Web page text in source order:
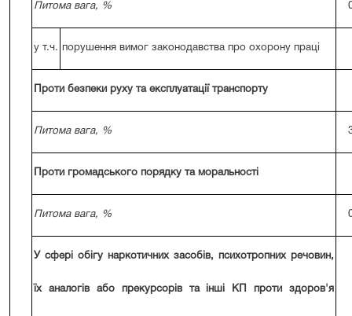
Питома вага, %
у т.ч. порушення вимог законодавства про охорону праці
Проти безпеки руху та експлуатації транспорту
Питома вага, %
Проти громадського порядку та моральності
Питома вага, %
У сфері обігу наркотичних засобів, психотропних речовин,
їх аналогів або прекурсорів та інші КП проти здоров'я